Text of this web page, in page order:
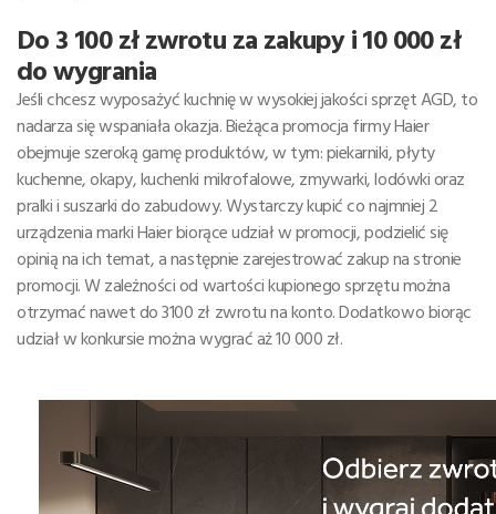
Do 3 100 zł zwrotu za zakupy i 10 000 zł
do wygrania
Jeśli chcesz wyposażyć kuchnię w wysokiej jakości sprzęt AGD, to
nadarza się wspaniała okazja. Bieżąca promocja firmy Haier
obejmuje szeroką gamę produktów, w tym: piekarniki, płyty
kuchenne, okapy, kuchenki mikrofalowe, zmywarki, lodówki oraz
pralki i suszarki do zabudowy. Wystarczy kupić co najmniej 2
urządzenia marki Haier biorące udział w promocji, podzielić się
opinią na ich temat, a następnie zarejestrować zakup na stronie
promocji. W zależności od wartości kupionego sprzętu można
otrzymać nawet do 3100 zł zwrotu na konto. Dodatkowo biorąc
udział w konkursie można wygrać aż 10 000 zł.